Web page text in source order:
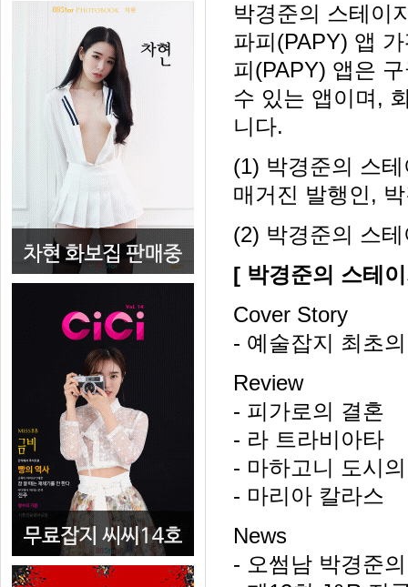
박경준의 스테이
파피(PAPY) 앱
피(PAPY) 앱은
수 있는 앱이며,
니다.
(1) 박경준의 스
매거진 발행인,
(2) 박경준의 스
[ 박경준의 스테
Cover Story
- 예술잡지 최초
Review
- 피가로의 결혼
- 라 트라비아타
- 마하고니 도시
- 마리아 칼라스
News
- 오썸남 박경준